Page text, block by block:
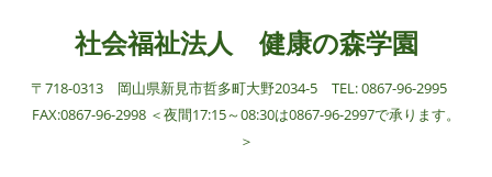
社会福祉法人 健康の森学園
〒718-0313 岡山県新見市哲多町大野2034-5 TEL: 0867-96-2995
FAX:0867-96-2998 ＜夜間17:15～08:30は0867-96-2997で承ります。
＞